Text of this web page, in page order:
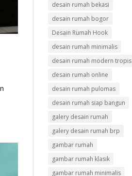
desain rumah bekasi
desain rumah bogor
Desain Rumah Hook
desain rumah minimalis
desain rumah modern tropis
desain rumah online
desain rumah pulomas
desain rumah siap bangun
galery desain rumah
galery desain rumah brp
gambar rumah
gambar rumah klasik
gambar rumah minimalis